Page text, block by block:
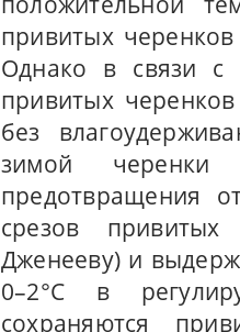
привитых
Однако в связи с
привитых
без
зимой
предотвращения
срезов
Дженееву) и
0–2°C в
сохраняются